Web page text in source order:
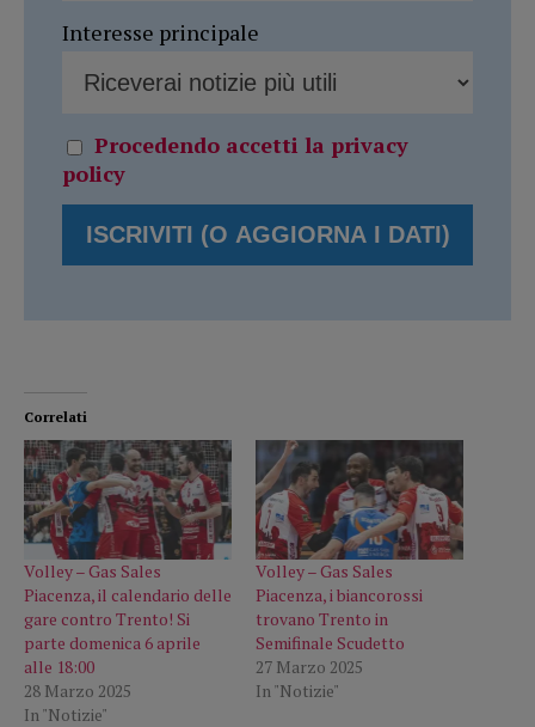
Interesse principale
Procedendo accetti la privacy
policy
Correlati
Volley – Gas Sales
Piacenza, il calendario delle
gare contro Trento! Si
parte domenica 6 aprile
alle 18:00
28 Marzo 2025
In "Notizie"
Volley – Gas Sales
Piacenza, i biancorossi
trovano Trento in
Semifinale Scudetto
27 Marzo 2025
In "Notizie"